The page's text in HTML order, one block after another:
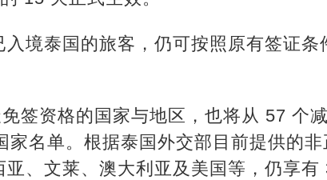
境泰国的旅客，仍可按照原有签证条
签资格的国家与地区，也将从 57 个
家名单。根据泰国外交部目前提供的
、文莱、澳大利亚及美国等，仍享有